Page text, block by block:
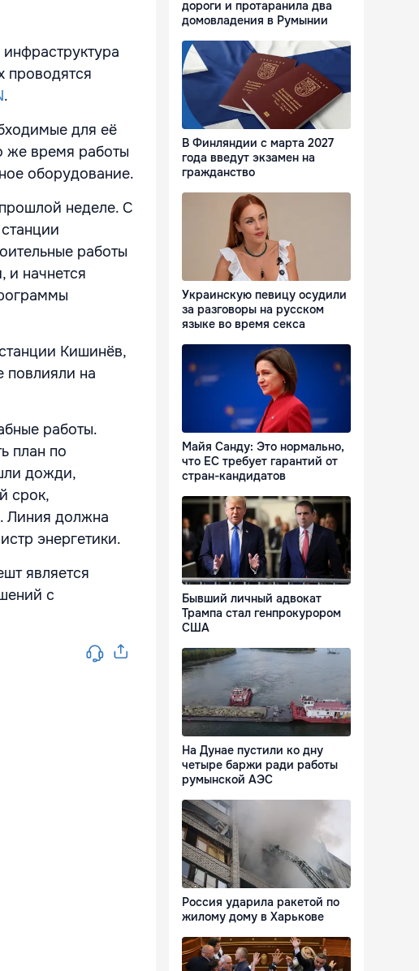
проводятся
.
для её
же время работы
оборудование.
неделе. С
работы
и начнется
Кишинёв,
повлияли на
работы.
план по
дожди,
срок,
Линия должна
энергетики.
является
с
дороги и протаранила два
домовладения в Румынии
В Финляндии с марта 2027
года введут экзамен на
гражданство
Украинскую певицу осудили
за разговоры на русском
языке во время секса
Майя Санду: Это нормально,
что ЕС требует гарантий от
стран-кандидатов
Бывший личный адвокат
Трампа стал генпрокурором
США
На Дунае пустили ко дну
четыре баржи ради работы
румынской АЭС
Россия ударила ракетой по
жилому дому в Харькове